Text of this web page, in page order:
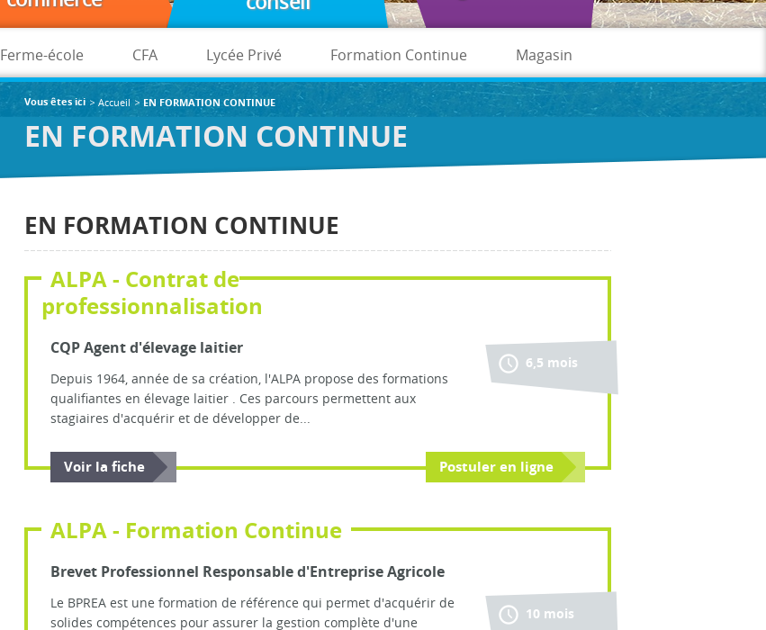
Ferme-école CFA Lycée Privé Formation Continue Magasin
Vous êtes ici Accueil EN FORMATION CONTINUE
EN FORMATION CONTINUE
EN FORMATION CONTINUE
ALPA - Contrat de
professionnalisation
CQP Agent d'élevage laitier
Depuis 1964, année de sa création, l'ALPA propose des formations
qualifiantes en élevage laitier . Ces parcours permettent aux
stagiaires d'acquérir et de développer de...
Voir la fiche Postuler en ligne
6,5 mois
ALPA - Formation Continue
Brevet Professionnel Responsable d'Entreprise Agricole
Le BPREA est une formation de référence qui permet d'acquérir de
solides compétences pour assurer la gestion complète d'une
10 mois